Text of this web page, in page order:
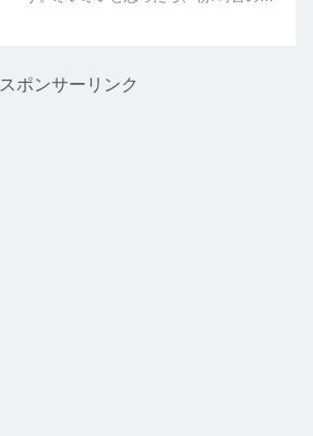
スポンサーリンク